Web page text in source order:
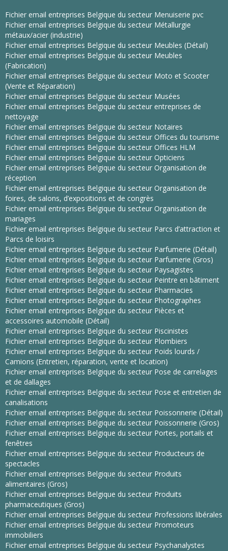
Fichier email entreprises Belgique du secteur Menuiserie pvc
Fichier email entreprises Belgique du secteur Métallurgie
métaux/acier (industrie)
Fichier email entreprises Belgique du secteur Meubles (Détail)
Fichier email entreprises Belgique du secteur Meubles
(Fabrication)
Fichier email entreprises Belgique du secteur Moto et Scooter
(Vente et Réparation)
Fichier email entreprises Belgique du secteur Musées
Fichier email entreprises Belgique du secteur entreprises de
nettoyage
Fichier email entreprises Belgique du secteur Notaires
Fichier email entreprises Belgique du secteur Offices du tourisme
Fichier email entreprises Belgique du secteur Offices HLM
Fichier email entreprises Belgique du secteur Opticiens
Fichier email entreprises Belgique du secteur Organisation de
réception
Fichier email entreprises Belgique du secteur Organisation de
foires, de salons, d’expositions et de congrès
Fichier email entreprises Belgique du secteur Organisation de
mariages
Fichier email entreprises Belgique du secteur Parcs d’attraction et
Parcs de loisirs
Fichier email entreprises Belgique du secteur Parfumerie (Détail)
Fichier email entreprises Belgique du secteur Parfumerie (Gros)
Fichier email entreprises Belgique du secteur Paysagistes
Fichier email entreprises Belgique du secteur Peintre en bâtiment
Fichier email entreprises Belgique du secteur Pharmacies
Fichier email entreprises Belgique du secteur Photographes
Fichier email entreprises Belgique du secteur Pièces et
accessoires automobile (Détail)
Fichier email entreprises Belgique du secteur Piscinistes
Fichier email entreprises Belgique du secteur Plombiers
Fichier email entreprises Belgique du secteur Poids lourds /
Camions (Entretien, réparation, vente et location)
Fichier email entreprises Belgique du secteur Pose de carrelages
et de dallages
Fichier email entreprises Belgique du secteur Pose et entretien de
canalisations
Fichier email entreprises Belgique du secteur Poissonnerie (Détail)
Fichier email entreprises Belgique du secteur Poissonnerie (Gros)
Fichier email entreprises Belgique du secteur Portes, portails et
fenêtres
Fichier email entreprises Belgique du secteur Producteurs de
spectacles
Fichier email entreprises Belgique du secteur Produits
alimentaires (Gros)
Fichier email entreprises Belgique du secteur Produits
pharmaceutiques (Gros)
Fichier email entreprises Belgique du secteur Professions libérales
Fichier email entreprises Belgique du secteur Promoteurs
immobiliers
Fichier email entreprises Belgique du secteur Psychanalystes